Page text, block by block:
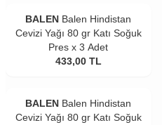
BALEN Balen Hindistan
Cevizi Yağı 80 gr Katı Soğuk
Pres x 3 Adet
433,00 TL
BALEN Balen Hindistan
Cevizi Yağı 80 gr Katı Soğuk